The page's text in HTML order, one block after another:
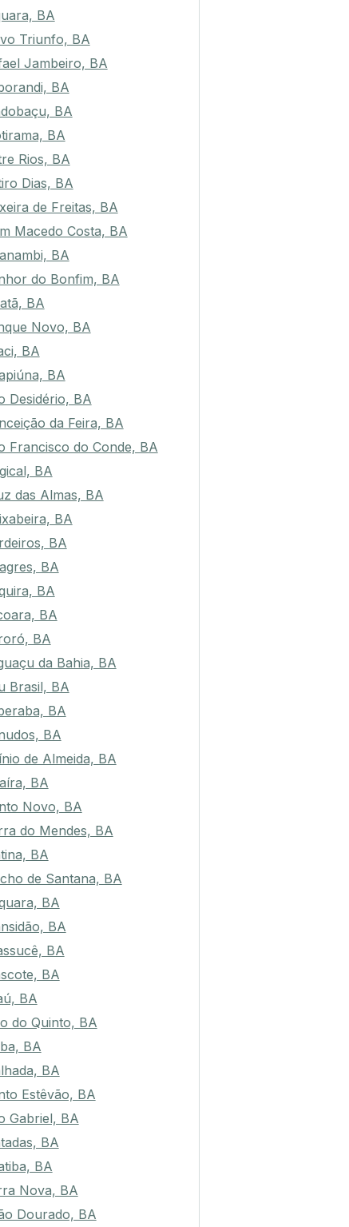
BA
Triunfo, BA
Jambeiro, BA
BA
BA
BA
Rios, BA
Dias, BA
de Freitas, BA
Macedo Costa, BA
BA
do Bonfim, BA
BA
Novo, BA
BA
BA
Desidério, BA
da Feira, BA
Francisco do Conde, BA
BA
das Almas, BA
BA
BA
BA
BA
BA
BA
da Bahia, BA
Brasil, BA
BA
BA
de Almeida, BA
BA
Novo, BA
do Mendes, BA
BA
de Santana, BA
BA
BA
BA
BA
BA
do Quinto, BA
BA
BA
Estêvão, BA
Gabriel, BA
BA
BA
Nova, BA
Dourado, BA